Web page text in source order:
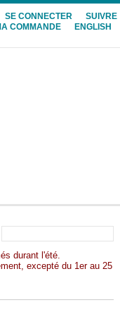
SE CONNECTER
SUIVRE
COMMANDE
ENGLISH
durant l'été.
excepté du 1er au 25